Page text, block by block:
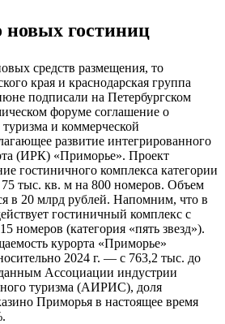
новых гостиниц
средств размещения, то
края и краснодарская группа
подписали на Петербургском
форуме соглашение о
и коммерческой
развитие интегрированного
(ИРК) «Приморье». Проект
гостиничного комплекса категории
75 тыс. кв. м на 800 номеров. Объем
в 20 млрд рублей. Напомним, что в
гостиничный комплекс с
номеров (категория «пять звезд»).
курорта «Приморье»
2024 г. — с 763,2 тыс. до
Ассоциации индустрии
туризма (АИРИС), доля
Приморья в настоящее время